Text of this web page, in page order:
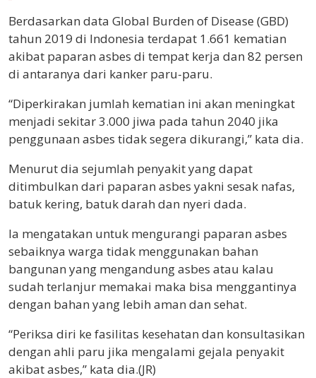
Berdasarkan data Global Burden of Disease (GBD)
tahun 2019 di Indonesia terdapat 1.661 kematian
akibat paparan asbes di tempat kerja dan 82 persen
di antaranya dari kanker paru-paru.
“Diperkirakan jumlah kematian ini akan meningkat
menjadi sekitar 3.000 jiwa pada tahun 2040 jika
penggunaan asbes tidak segera dikurangi,” kata dia.
Menurut dia sejumlah penyakit yang dapat
ditimbulkan dari paparan asbes yakni sesak nafas,
batuk kering, batuk darah dan nyeri dada.
Ia mengatakan untuk mengurangi paparan asbes
sebaiknya warga tidak menggunakan bahan
bangunan yang mengandung asbes atau kalau
sudah terlanjur memakai maka bisa menggantinya
dengan bahan yang lebih aman dan sehat.
“Periksa diri ke fasilitas kesehatan dan konsultasikan
dengan ahli paru jika mengalami gejala penyakit
akibat asbes,” kata dia.(JR)